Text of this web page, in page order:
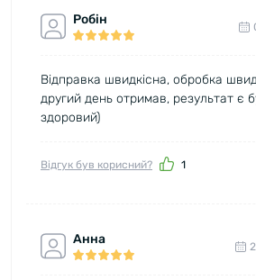
Робін
Відправка швидкісна, обробка
другий день отримав, результат є
здоровий)
Відгук був корисний? 1
Анна